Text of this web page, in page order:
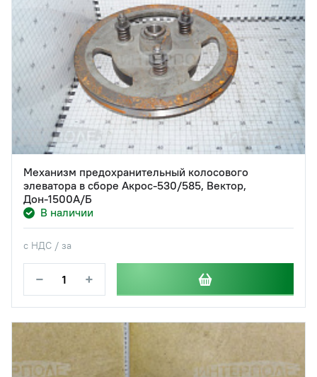
Механизм предохранительный колосового
элеватора в сборе Акрос-530/585, Вектор,
Дон-1500А/Б
В наличии
с НДС / за
− +